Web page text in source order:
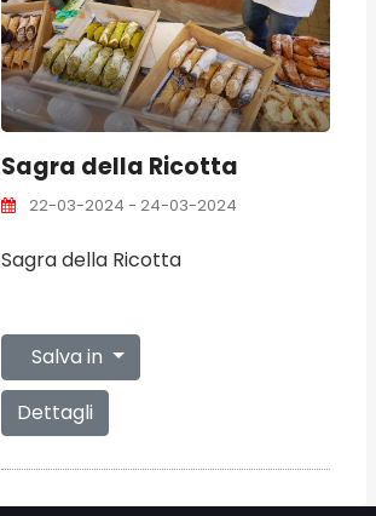
Sagra della Ricotta
22-03-2024 - 24-03-2024
Sagra della Ricotta
Salva in
Dettagli